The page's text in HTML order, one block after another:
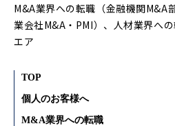
M&A業界への転職（金融機関M&A
業会社M&A・PMI）、人材業界へ
エア
TOP
個人のお客様へ
M&A業界への転職